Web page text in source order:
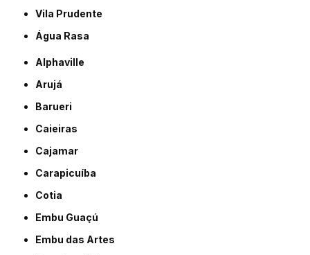
Vila Prudente
Água Rasa
Alphaville
Arujá
Barueri
Caieiras
Cajamar
Carapicuíba
Cotia
Embu Guaçú
Embu das Artes